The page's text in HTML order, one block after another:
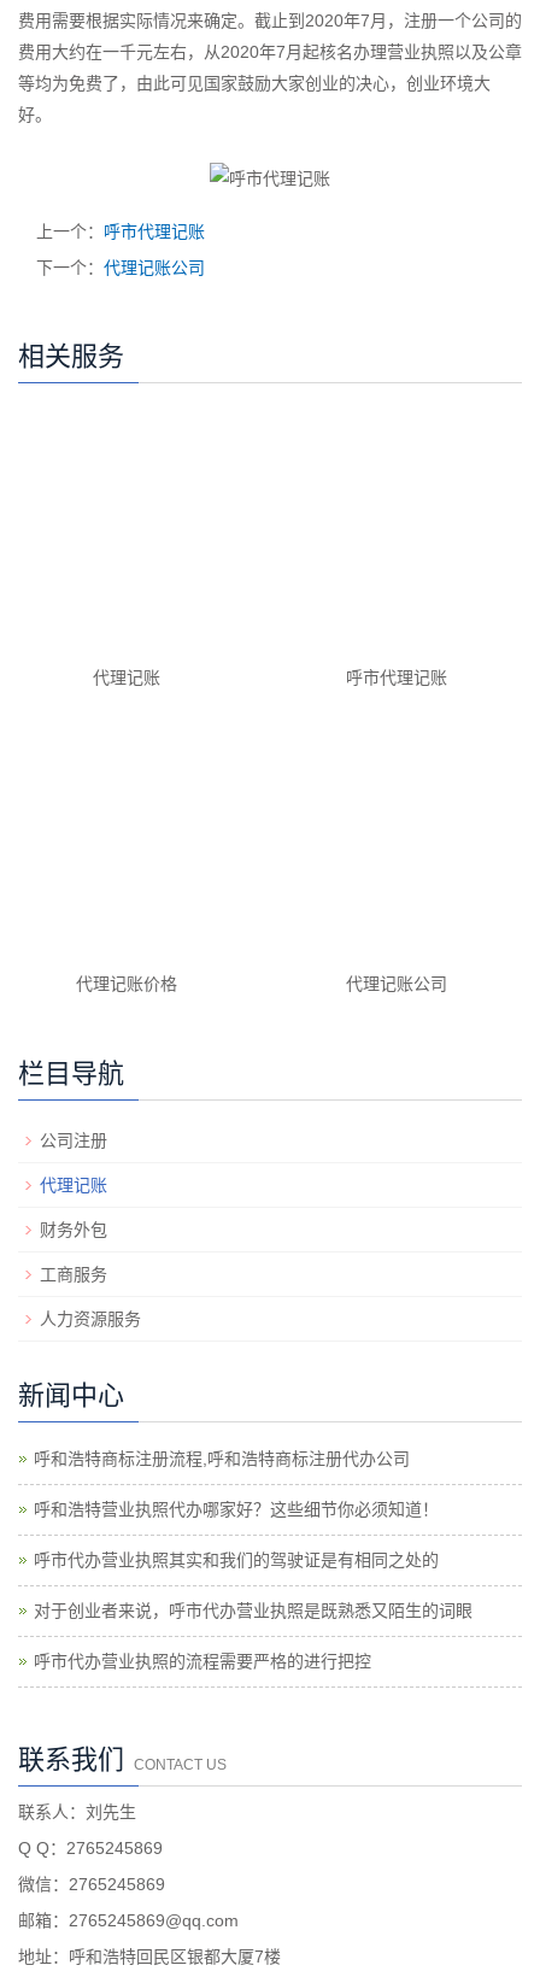
费用需要根据实际情况来确定。截止到2020年7月，注册一个公司的
费用大约在一千元左右，从2020年7月起核名办理营业执照以及公章
等均为免费了，由此可见国家鼓励大家创业的决心，创业环境大
好。
上一个： 呼市代理记账
下一个： 代理记账公司
相关服务
代理记账 呼市代理记账
代理记账价格 代理记账公司
栏目导航
公司注册
代理记账
财务外包
工商服务
人力资源服务
新闻中心
呼和浩特商标注册流程,呼和浩特商标注册代办公司
呼和浩特营业执照代办哪家好？这些细节你必须知道！
呼市代办营业执照其实和我们的驾驶证是有相同之处的
对于创业者来说，呼市代办营业执照是既熟悉又陌生的词眼
呼市代办营业执照的流程需要严格的进行把控
联系我们 CONTACT US
联系人：刘先生
Q Q：2765245869
微信：2765245869
邮箱：2765245869@qq.com
地址：呼和浩特回民区银都大厦7楼